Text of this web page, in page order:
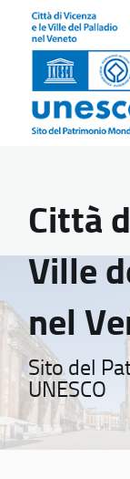
Città
Ville
nel
Sito del
UNESCO